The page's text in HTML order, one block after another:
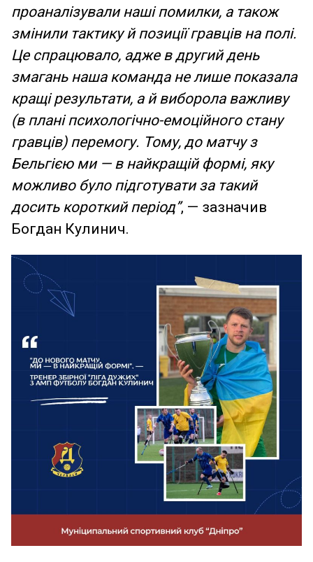
проаналізували наші помилки, а також
змінили тактику й позиції гравців на полі.
Це спрацювало, адже в другий день
змагань наша команда не лише показала
кращі результати, а й виборола важливу
(в плані психологічно-емоційного стану
гравців) перемогу. Тому, до матчу з
Бельгією ми — в найкращій формі, яку
можливо було підготувати за такий
досить короткий період”, — зазначив
Богдан Кулинич.